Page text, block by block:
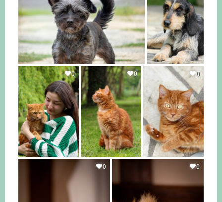
0 0 0
0 0